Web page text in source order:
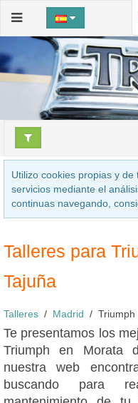
Utilizo cookies propias y
servicios mediante el
continuas navegando,
Talleres para
Tajuña
Talleres Madrid Triumph
Te presentamos los
Triumph en Morata
nuestra web
buscando para